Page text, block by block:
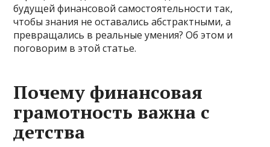
будущей финансовой самостоятельности так,
чтобы знания не оставались абстрактными, а
превращались в реальные умения? Об этом и
поговорим в этой статье.
Почему финансовая
грамотность важна с
детства